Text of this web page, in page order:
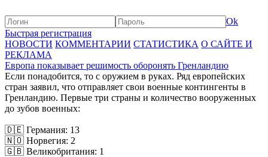
Ok
Быстрая регистрация
НОВОСТИ КОММЕНТАРИИ СТАТИСТИКА О САЙТЕ И
РЕКЛАМА
Европа показывает решимость оборонять Гренландию
Если понадобится, то с оружием в руках. Ряд европейских
стран заявил, что отправляет свои военные контингенты в
Гренландию. Первые три страны и количество вооруженных
до зубов военных:
🇩🇪 Германия: 13
🇳🇴 Норвегия: 2
🇬🇧 Великобритания: 1